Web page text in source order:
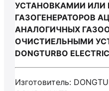
УСТАНОВКАМИИ ИЛИ
ГАЗОГЕНЕРАТОРОВ
АНАЛОГИЧНЫХ
ОЧИСТИЕЛЬНЫМИ
DONGTURBO
Изготовитель: